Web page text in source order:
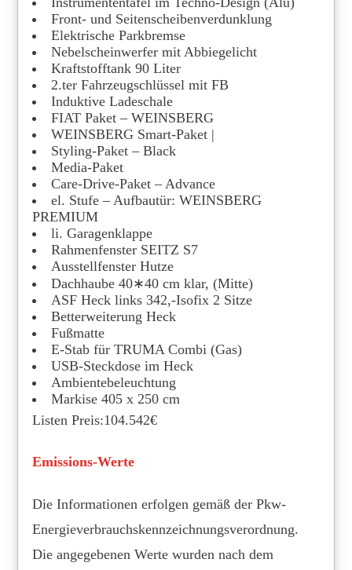
Front- und Seitenscheibenverdunklung
Elektrische Parkbremse
Nebelscheinwerfer mit Abbiegelicht
Kraftstofftank 90 Liter
2.ter Fahrzeugschlüssel mit FB
Induktive Ladeschale
FIAT Paket – WEINSBERG
WEINSBERG Smart-Paket |
Styling-Paket – Black
Media-Paket
Care-Drive-Paket – Advance
el. Stufe – Aufbautür: WEINSBERG
PREMIUM
li. Garagenklappe
Rahmenfenster SEITZ S7
Ausstellfenster Hutze
Dachhaube 40∗40 cm klar, (Mitte)
ASF Heck links 342,-Isofix 2 Sitze
Betterweiterung Heck
Fußmatte
E-Stab für TRUMA Combi (Gas)
USB-Steckdose im Heck
Ambientebeleuchtung
Markise 405 x 250 cm
Listen Preis:104.542€
Emissions-Werte
Die Informationen erfolgen gemäß der Pkw-
Energieverbrauchskennzeichnungsverordnung.
Die angegebenen Werte wurden nach dem